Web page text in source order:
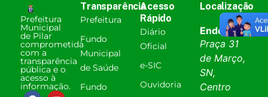
Prefeitura
Municipal
de Pilar
comprometida
com a
transparência
pública e o
acesso à
informação.
Transparência
Prefeitura
Fundo
Municipal
de Saúde
Fundo
Acesso
Rápido
Diário
Oficial
e-SIC
Ouvidoria
Localização
Endereço:
Praça 31
de Março,
SN,
Centro